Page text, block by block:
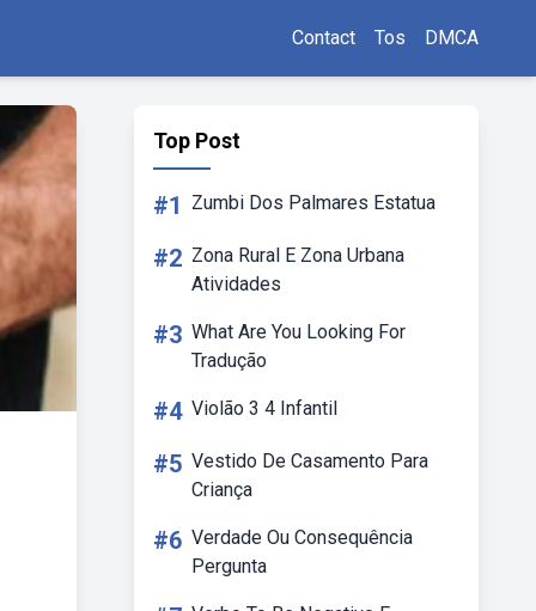
Contact Tos DMCA
Top Post
#1 Zumbi Dos Palmares Estatua
#2 Zona Rural E Zona Urbana
Atividades
#3 What Are You Looking For
Tradução
#4 Violão 3 4 Infantil
#5 Vestido De Casamento Para
Criança
#6 Verdade Ou Consequência
Pergunta